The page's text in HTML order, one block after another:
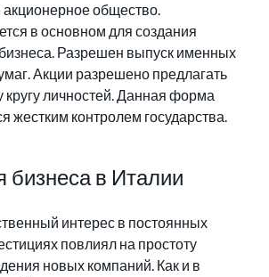
общество.
в основном для создания
Разрешен выпуск именных
Акции разрешено предлагать
личностей. Данная форма
жестким контролем государства.
бизнеса в Италии
интерес в постоянных
повлиял на простоту
новых компаний. Как и в